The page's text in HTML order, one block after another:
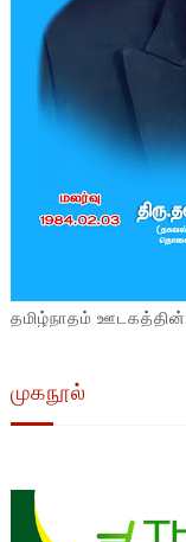
தமிழ்நாதம் ஊடகத்தின்
முகநூல்